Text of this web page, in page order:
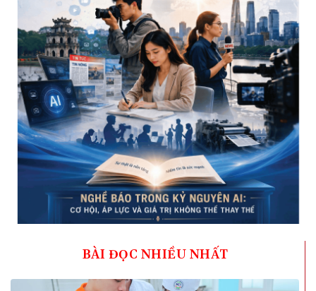
BÀI ĐỌC NHIỀU NHẤT